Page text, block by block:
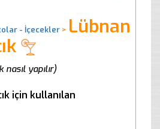
- İçecekler > Lübnan
nasıl yapılır)
için kullanılan